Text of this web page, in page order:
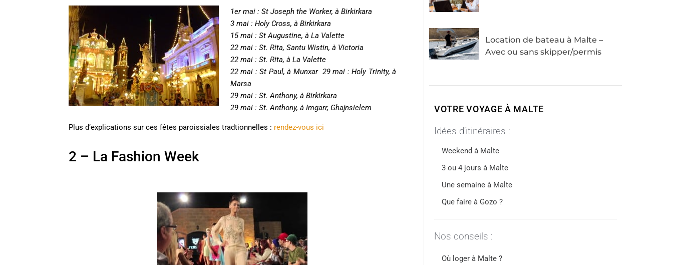
1er mai : St Joseph the Worker, à Birkirkara
3 mai : Holy Cross, à Birkirkara
15 mai : St Augustine, à La Valette
22 mai : St. Rita, Santu Wistin, à Victoria
22 mai : St. Rita, à La Valette
22 mai : St Paul, à Munxar 29 mai : Holy Trinity, à
Marsa
29 mai : St. Anthony, à Birkirkara
29 mai : St. Anthony, à Imgarr, Ghajnsielem
Plus d’explications sur ces fêtes paroissiales tradtionnelles : rendez-vous ici
2 – La Fashion Week
Location de bateau à Malte –
Avec ou sans skipper/permis
VOTRE VOYAGE À MALTE
Idées d’itinéraires :
Weekend à Malte
3 ou 4 jours à Malte
Une semaine à Malte
Que faire à Gozo ?
Nos conseils :
Où loger à Malte ?